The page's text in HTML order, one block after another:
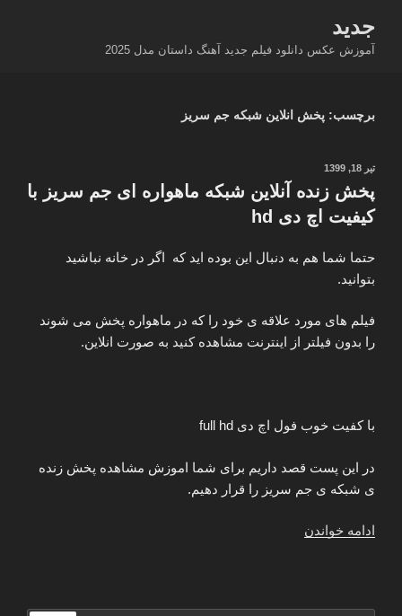
محتوا
جدید
آموزش عکس دانلود فیلم جدید آهنگ داستان مدل 2025
برچسب: پخش انلاین شبکه جم سریز
نوشته‌شده
تیر 18, 1399
پخش زنده آنلاین شبکه ماهواره ای جم سریز با
کیفیت اچ دی hd
حتما شما هم به دنبال این بوده اید که اگر در خانه نباشید
بتوانید.
فیلم های مورد علاقه ی خود را که در ماهواره پخش می شوند
را بدون فیلتر از اینترنت مشاهده کنید به صورت انلاین.
با کفیت خوب فول اچ دی full hd
در این پست قصد داریم برای شما اموزش مشاهده پخش زنده
ی شبکه ی جم سریز را قرار دهیم.
ادامه خواندن